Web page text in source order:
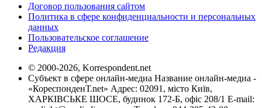
Договор пользования сайтом
Политика в сфере конфиденциальности и персональных
данных
Пользовательское соглашение
Редакция
© 2000-2026, Korrespondent.net
Субъект в сфере онлайн-медиа Название онлайн-медиа -
«КореспонденТ.net» Адрес: 02091, місто Київ,
ХАРКІВСЬКЕ ШОСЕ, будинок 172-Б, офіс 208/1 E-mail: